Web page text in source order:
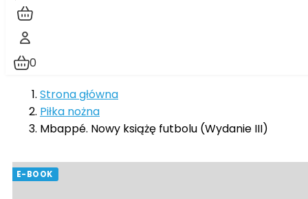
0
Strona główna
Piłka nożna
Mbappé. Nowy książę futbolu (Wydanie III)
E-BOOK